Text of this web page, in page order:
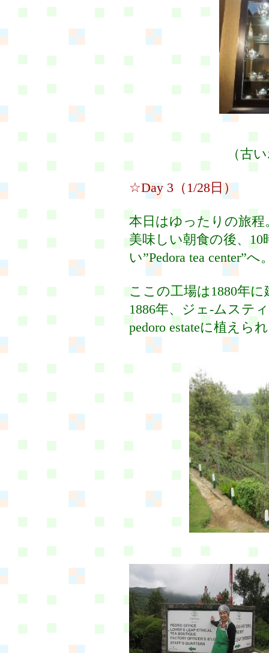
（古
☆Day 3（1/28日）
本日はゆったりの旅程
美味しい朝食の後、
い”Pedora tea center”へ
ここの工場は1880年に
1886年、ジェ-ムステ
pedoro estateに植えら